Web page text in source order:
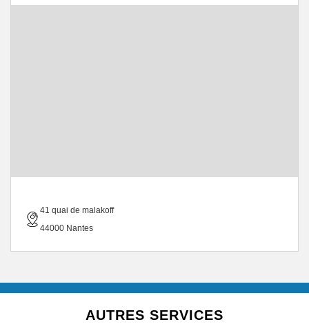
41 quai de malakoff
44000 Nantes
AUTRES SERVICES